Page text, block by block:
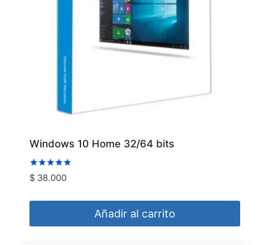
Windows 10 Home 32/64 bits
Valorado
con
de 5
$38.000
Añadir al carrito